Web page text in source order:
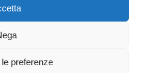
preferenze
:Studio70